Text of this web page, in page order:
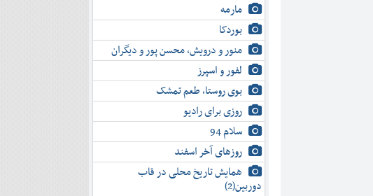
مارمه
بوردکا
منور و درویش، محسن پور و دیگران
لفور و اسپرز
بوی روستا، طعم تمشک
روزی برای رادیو
سلام 94
روزهای آخر اسفند
همایش تاریخ محلی در قاب
دوربین(2)